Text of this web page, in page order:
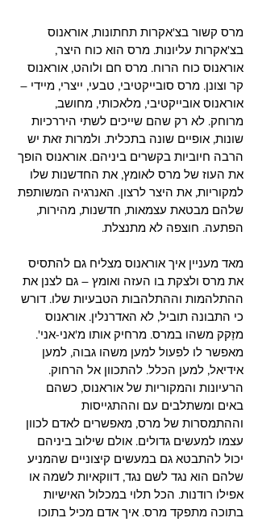
מרס קשור בצ'אקרות תחתונות, אוראנוס
בצ'אקרות עליונות. מרס הוא כוח היצר,
אוראנוס כוח הרוח. מרס חם ולוהט, אוראנוס
קר וצונן. מרס סובייקטיבי, טבעי, ייצרי, מיידי –
אוראנוס אובייקטיבי, מלאכותי, מחושב,
מרוחק. לא רק שהם שייכים לשתי היררכיות
שונות, אופיים שונה בתכלית. ולמרות זאת יש
הרבה חיוביות בקשרים ביניהם. אוראנוס הופך
את העוז של מרס לאומץ, את החדשנות שלו
למקוריות, את היצר לרצון. האנרגיה המשותפת
שלהם מבטאת עצמאות, חדשנות, מהירות,
הפתעה. חוצפה לא מתנצלת.
מאד מעניין איך אוראנוס מצליח גם להתסיס
את מרס ולצקת בו העזה ואומץ – גם לצנן את
ההתלהמות וההתלהבות הטבעיות שלו. דורש
כי התבונה תוביל, לא האדרנלין. אוראנוס
מזַקק משהו במרס. מרחיק אותו מ'אני-אני'.
מאפשר לו לפעול למען משהו גבוה, למען
אידיאל, למען הכלל. להתכוון אל הרחוק.
הרעיונות והמקוריות של אוראנוס, כשהם
באים ומשתלבים עם וההתגייסות
וההתמסרות של מרס, מאפשרים לאדם לכוון
עצמו למעשים גדולים. אולם שילוב ביניהם
יכול להתבטא גם במעשים קיצוניים שהמניע
שלהם הוא נגד לשם נגד, דווקאיות לשמה או
אפילו רודנות. הכל תלוי במכלול האישיות
בתוכה מתפקד מרס. איך אדם מכיל בתוכו